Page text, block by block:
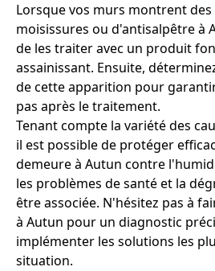
Lorsque vos murs montrent des
moisissures ou d'antisalpêtre à
de les traiter avec un produit
assainissant. Ensuite,
de cette apparition pour
pas après le traitement.
Tenant compte la variété des
il est possible de protéger
demeure à Autun contre
les problèmes de santé et la
être associée. N'hésitez pas à
à Autun pour un diagnostic
implémenter les solutions les
situation.